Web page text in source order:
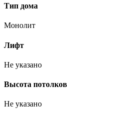
Тип дома
Монолит
Лифт
Не указано
Высота потолков
Не указано